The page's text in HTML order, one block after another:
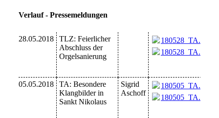
Verlauf - Pressemeldungen
28.05.2018
TLZ: Feierlicher
Abschluss der
Orgelsanierung
180528_TA.pdf
180528_TA.pdf
05.05.2018
TA: Besondere
Klangbilder in
Sankt Nikolaus
Sigrid
Aschoff
180505_TA.pdf
180505_TA.pdf